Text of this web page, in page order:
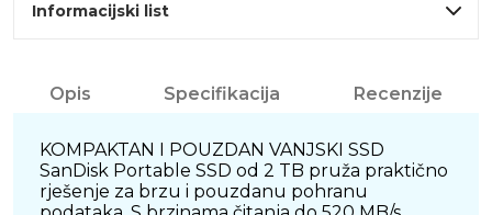
Informacijski list
Opis Specifikacija Recenzije
KOMPAKTAN I POUZDAN VANJSKI SSD
SanDisk Portable SSD od 2 TB pruža praktično
rješenje za brzu i pouzdanu pohranu